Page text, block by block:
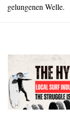
gelungenen Welle.